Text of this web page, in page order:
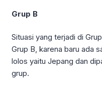
Grup B
Situasi yang terjadi di
Grup B, karena baru ada
lolos yaitu Jepang dan
grup.